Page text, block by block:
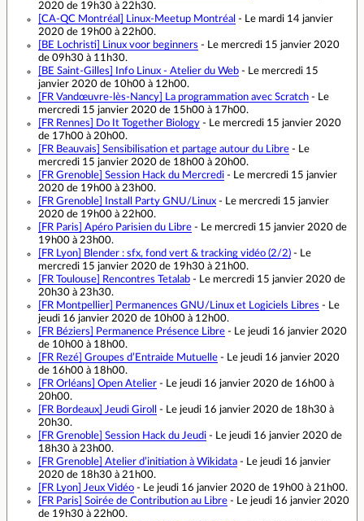
2020 de 19h30 à 22h30.
[CA-QC Montréal]
Linux-Meetup Montréal - Le mardi 14 janvier
2020 de 19h00 à 22h00.
[BE Lochristi]
Linux voor beginners - Le mercredi 15 janvier 2020
de 09h30 à 11h30.
[BE Saint-Gilles]
Info Linux - Atelier du Web - Le mercredi 15
janvier 2020 de 10h00 à 12h00.
[FR Vandœuvre-lès-Nancy]
La programmation avec Scratch - Le
mercredi 15 janvier 2020 de 15h00 à 17h00.
[FR Rennes]
Do It Together Biology - Le mercredi 15 janvier 2020
de 17h00 à 20h00.
[FR Beauvais] Sensibilisation et partage autour du Libre - Le
mercredi 15 janvier 2020 de 18h00 à 20h00.
[FR Grenoble] Session Hack du Mercredi - Le mercredi 15 janvier
2020 de 19h00 à 23h00.
[FR Grenoble]
Install Party GNU/Linux - Le mercredi 15 janvier
2020 de 19h00 à 22h00.
[FR Paris] Apéro Parisien du Libre - Le mercredi 15 janvier 2020 de
19h00 à 23h00.
[FR Lyon]
Blender : sfx, fond vert & tracking vidéo (2/2) - Le
mercredi 15 janvier 2020 de 19h30 à 21h00.
[FR Toulouse]
Rencontres Tetalab - Le mercredi 15 janvier 2020 de
20h30 à 23h30.
[FR Montpellier]
Permanences GNU/Linux et Logiciels Libres - Le
jeudi 16 janvier 2020 de 10h00 à 12h00.
[FR Béziers]
Permanence Présence Libre - Le jeudi 16 janvier 2020
de 10h00 à 18h00.
[FR Rezé] Groupes d’Entraide Mutuelle - Le jeudi 16 janvier 2020
de 16h00 à 18h00.
[FR Orléans] Open Atelier - Le jeudi 16 janvier 2020 de 16h00 à
20h00.
[FR Bordeaux]
Jeudi Giroll
- Le jeudi 16 janvier 2020 de 18h30 à
20h30.
[FR Grenoble] Session Hack du Jeudi - Le jeudi 16 janvier 2020 de
18h30 à 23h00.
[FR Grenoble] Atelier d’initiation à Wikidata - Le jeudi 16 janvier
2020 de 18h30 à 21h00.
[FR Lyon]
Jeux Vidéo - Le jeudi 16 janvier 2020 de 19h00 à 21h00.
[FR Paris] Soirée de Contribution au Libre - Le jeudi 16 janvier 2020
de 19h30 à 22h00.